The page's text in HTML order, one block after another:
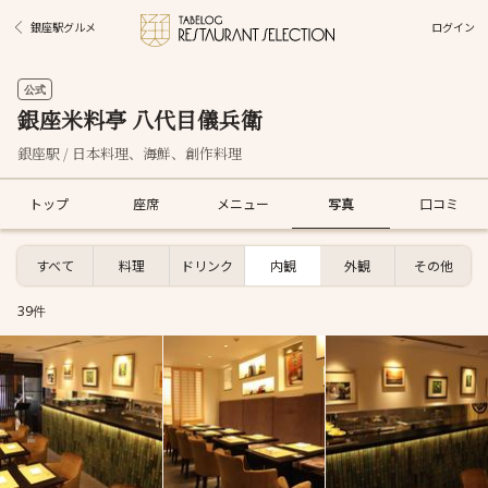
銀座駅グルメ ログイン
公式
銀座米料亭 八代目儀兵衛
銀座駅 / 日本料理、海鮮、創作料理
トップ 座席 メニュー 写真 口コミ
すべて 料理 ドリンク 内観 外観 その他
39件